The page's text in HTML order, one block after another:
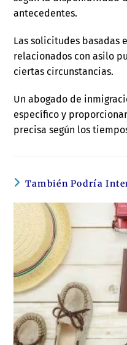
antecedentes.
Las solicitudes basadas
relacionados con asilo
ciertas circunstancias.
Un abogado de
específico y
precisa según los
También Podría